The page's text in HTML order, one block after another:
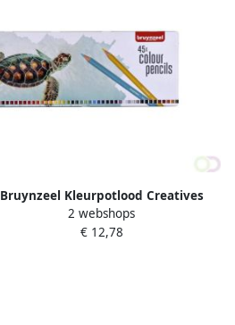
Bruynzeel Kleurpotlood Creatives
schildpad blikà 45 kleuren
2 webshops
€ 12,78